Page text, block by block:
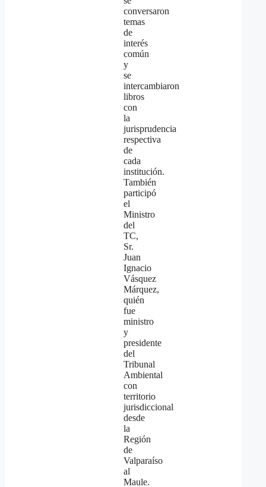
conversaron
temas
de
interés
común
y
se
intercambiaron
libros
con
la
jurisprudencia
respectiva
de
cada
institución.
También
participó
el
Ministro
del
TC,
Sr.
Juan
Ignacio
Vásquez
Márquez,
quién
fue
ministro
y
presidente
del
Tribunal
Ambiental
con
territorio
jurisdiccional
desde
la
Región
de
Valparaíso
al
Maule.